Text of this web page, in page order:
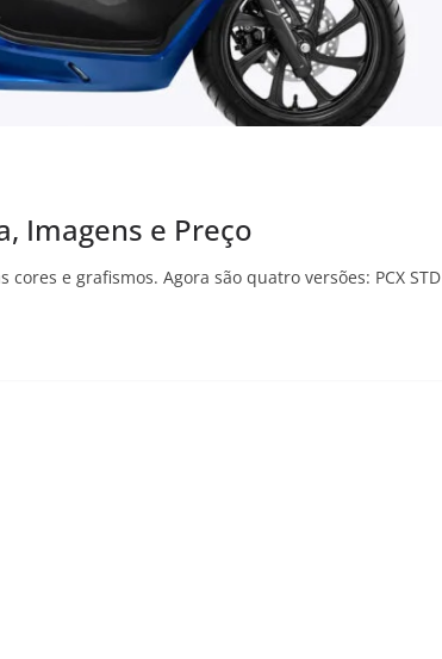
Imagens e Preço
e grafismos. Agora são quatro versões: PCX STD